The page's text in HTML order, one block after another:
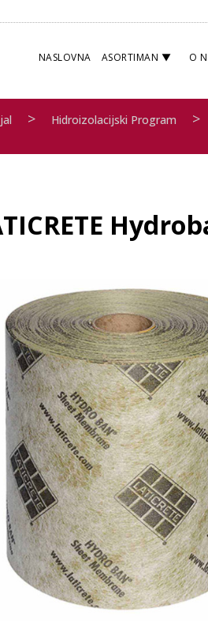
NASLOVNA ASORTIMAN O
> Hidroizolacijski Program >